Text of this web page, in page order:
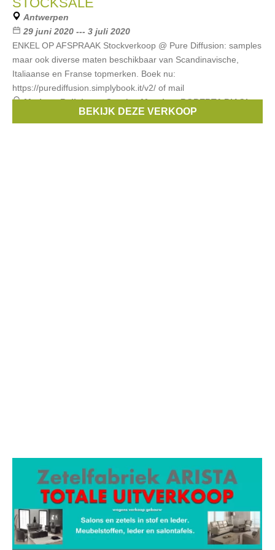
Antwerpen
29 juni 2020 --- 3 juli 2020
ENKEL OP AFSPRAAK Stockverkoop @ Pure Diffusion: samples
maar ook diverse maten beschikbaar van Scandinavische,
Italiaanse en Franse topmerken. Boek nu:
https://purediffusion.simplybook.it/v2/ of mail
Merken:Relish,my Sunday Morning,ROBERTA BIAGI,
Amuse Society, ...
BEKIJK DEZE VERKOOP